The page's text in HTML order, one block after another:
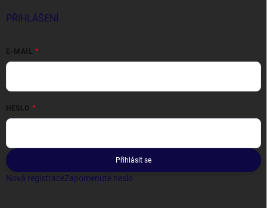
PŘIHLÁŠENÍ
E-MAIL
HESLO
Přihlásit se
Nová registraceZapomenuté heslo